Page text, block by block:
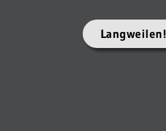
Langweilen!